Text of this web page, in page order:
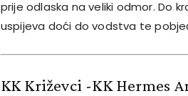
prije odlaska na veliki odmor. Do
uspijeva doći do vodstva te
KK Križevci -KK Hermes